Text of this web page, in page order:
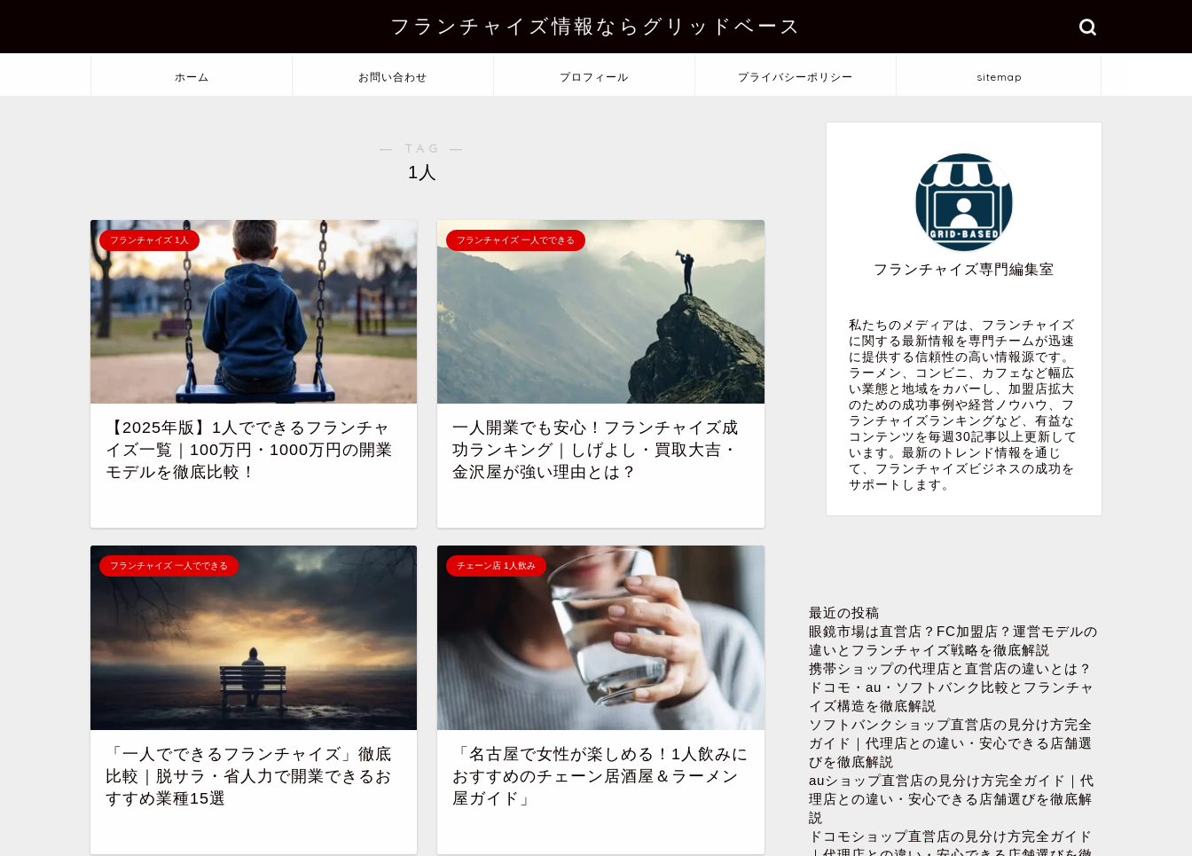
フランチャイズ情報ならグリッドベース
ホーム お問い合わせ プロフィール プライバシーポリシー sitemap
― TAG ―
1人
フランチャイズ 1人
【2025年版】1人でできるフランチャ
イズ一覧｜100万円・1000万円の開業
モデルを徹底比較！
フランチャイズ 一人でできる
一人開業でも安心！フランチャイズ成
功ランキング｜しげよし・買取大吉・
金沢屋が強い理由とは？
フランチャイズ 一人でできる
「一人でできるフランチャイズ」徹底
比較｜脱サラ・省人力で開業できるお
すすめ業種15選
チェーン店 1人飲み
「名古屋で女性が楽しめる！1人飲みに
おすすめのチェーン居酒屋＆ラーメン
屋ガイド」
フランチャイズ専門編集室
私たちのメディアは、フランチャイズ
に関する最新情報を専門チームが迅速
に提供する信頼性の高い情報源です。
ラーメン、コンビニ、カフェなど幅広
い業態と地域をカバーし、加盟店拡大
のための成功事例や経営ノウハウ、フ
ランチャイズランキングなど、有益な
コンテンツを毎週30記事以上更新して
います。最新のトレンド情報を通じ
て、フランチャイズビジネスの成功を
サポートします。
最近の投稿
眼鏡市場は直営店？FC加盟店？運営モデルの
違いとフランチャイズ戦略を徹底解説
携帯ショップの代理店と直営店の違いとは？
ドコモ・au・ソフトバンク比較とフランチャ
イズ構造を徹底解説
ソフトバンクショップ直営店の見分け方完全
ガイド｜代理店との違い・安心できる店舗選
びを徹底解説
auショップ直営店の見分け方完全ガイド｜代
理店との違い・安心できる店舗選びを徹底解
説
ドコモショップ直営店の見分け方完全ガイド